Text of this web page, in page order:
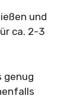
und
ca. 2-3
genug